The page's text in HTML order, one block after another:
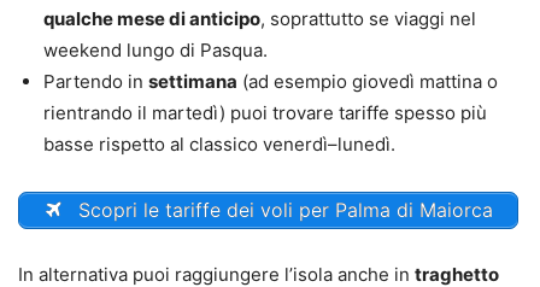
qualche mese di anticipo, soprattutto se viaggi nel
weekend lungo di Pasqua.
Partendo in settimana (ad esempio giovedì mattina o
rientrando il martedì) puoi trovare tariffe spesso più
basse rispetto al classico venerdì–lunedì.
Scopri le tariffe dei voli per Palma di Maiorca
In alternativa puoi raggiungere l’isola anche in traghetto